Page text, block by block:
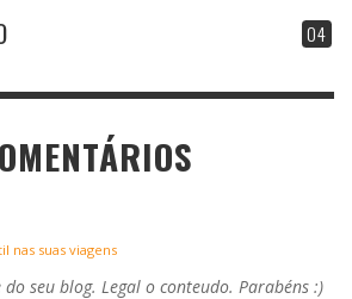
04
nas suas viagens
seu blog. Legal o conteudo. Parabéns :)